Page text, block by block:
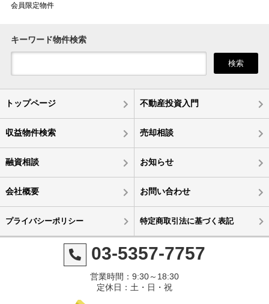
会員限定物件
キーワード物件検索
検索
トップページ 不動産投資入門
収益物件検索 売却相談
融資相談 お知らせ
会社概要 お問い合わせ
プライバシーポリシー 特定商取引法に基づく表記
03-5357-7757
営業時間：9:30～18:30
定休日：土・日・祝